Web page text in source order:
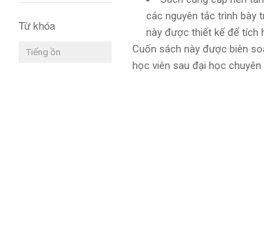
Từ khóa
Tiếng ồn
các nguyên tắc trình bày
này được thiết kế để tích
Cuốn sách này được biên
học viên sau đại học chuyên